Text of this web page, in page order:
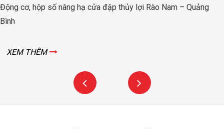
Tây Ninh- Hà Nội -Hải Dương